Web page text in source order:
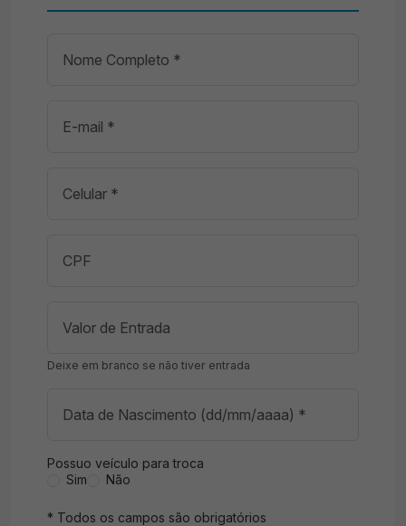
Deixe em branco se não tiver entrada
Possuo veículo para troca
Sim
Não
* Todos os campos são obrigatórios